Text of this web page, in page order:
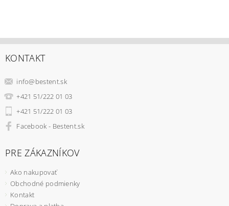
KONTAKT
info@bestent.sk
+421 51/222 01 03
+421 51/222 01 03
Facebook - Bestent.sk
PRE ZÁKAZNÍKOV
Ako nakupovať
Obchodné podmienky
Kontakt